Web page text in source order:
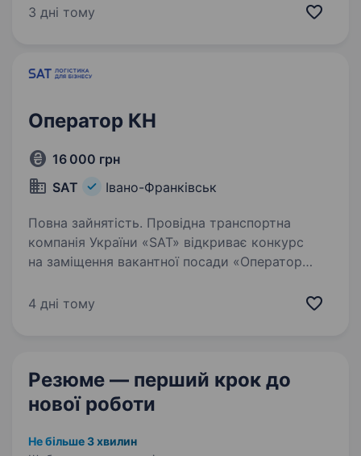
й продажу житла. Працюємо на ринку з 2006
3 дні тому
Оператор КН
16 000 грн
SAT
Івано-Франківськ
Повна зайнятість. Провідна транспортна
компанія України «SАТ» відкриває конкурс
на заміщення вакантної посади «Оператор
досвід роботи на аналогічній посаді, а також
4 дні тому
Резюме — перший крок до
нової роботи
Не більше 3 хвилин